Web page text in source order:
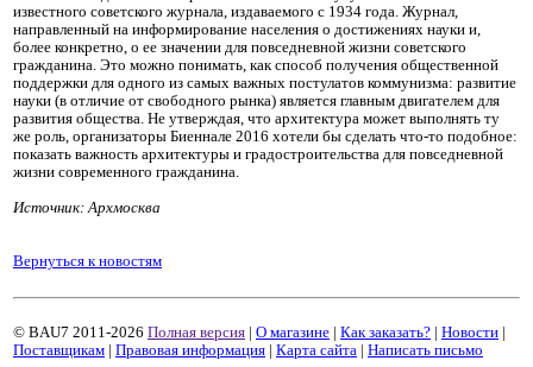
известного советского журнала, издаваемого с 1934 года. Журнал,
направленный на информирование населения о достижениях науки и,
более конкретно, о ее значении для повседневной жизни советского
гражданина. Это можно понимать, как способ получения общественной
поддержки для одного из самых важных постулатов коммунизма: развитие
науки (в отличие от свободного рынка) является главным двигателем для
развития общества. Не утверждая, что архитектура может выполнять ту
же роль, организаторы Биеннале 2016 хотели бы сделать что-то подобное:
показать важность архитектуры и градостроительства для повседневной
жизни современного гражданина.
Источник: Архмосква
Вернуться к новостям
© BAU7 2011-2026 Полная версия О магазине Как заказать? Новости
Поставщикам
Правовая информация Карта сайта Написать письмо